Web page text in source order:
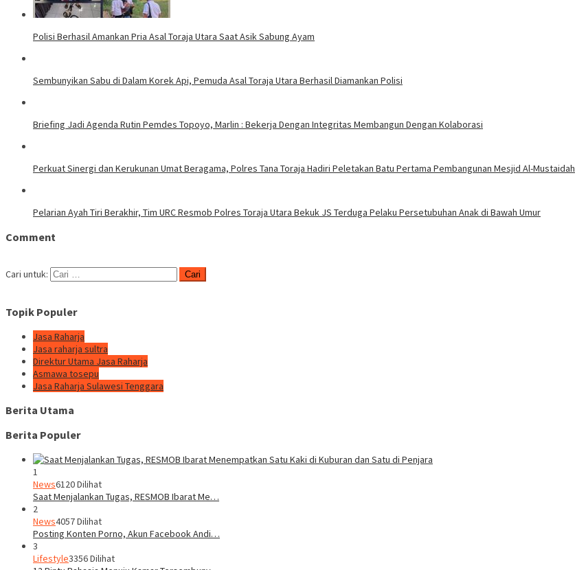
Polisi Berhasil Amankan Pria Asal Toraja Utara Saat Asik Sabung Ayam
Sembunyikan Sabu di Dalam Korek Api, Pemuda Asal Toraja Utara Berhasil Diamankan Polisi
Briefing Jadi Agenda Rutin Pemdes Topoyo, Marlin : Bekerja Dengan Integritas Membangun Dengan Kolaborasi
Perkuat Sinergi dan Kerukunan Umat Beragama, Polres Tana Toraja Hadiri Peletakan Batu Pertama Pembangunan Mesjid Al-Mustaidah
Pelarian Ayah Tiri Berakhir, Tim URC Resmob Polres Toraja Utara Bekuk JS Terduga Pelaku Persetubuhan Anak di Bawah Umur
Comment
Cari untuk:
Topik Populer
Jasa Raharja
Jasa raharja sultra
Direktur Utama Jasa Raharja
Asmawa tosepu
Jasa Raharja Sulawesi Tenggara
Berita Utama
Berita Populer
1
News6120 Dilihat
Saat Menjalankan Tugas, RESMOB Ibarat Me…
2
News4057 Dilihat
Posting Konten Porno, Akun Facebook Andi…
3
Lifestyle3356 Dilihat